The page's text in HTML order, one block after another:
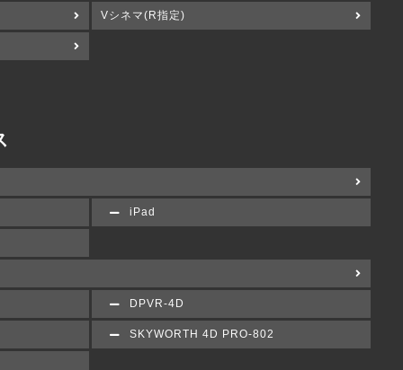
Vシネマ(R指定)
iPad
DPVR-4D
SKYWORTH 4D PRO-802